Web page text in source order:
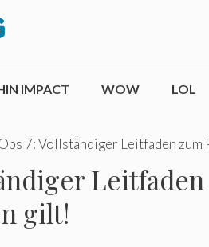
IMPACT WOW LOL
7: Vollständiger Leitfaden
gilt!